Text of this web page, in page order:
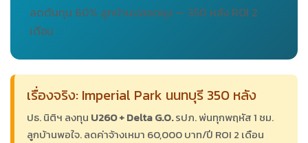
ลดต้นทุน 60% ลูกบ้านปลอดยุง — 350 หลัง ROI 2
เดือน
เรื่องจริง: Imperial Park นนทบุรี 350 หลัง
ปธ. นิติฯ ลงทุน U260 + Delta G.O.รปภ. พ่นทุกพฤหัส 1 ชม.
ลูกบ้านพอใจ. ลดค่าจ้างเหมา 60,000 บาท/ปี ROI 2 เดือน